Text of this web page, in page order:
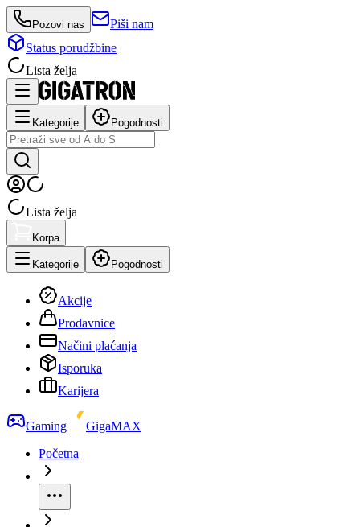
Pozovi nas
Piši nam
Status porudžbine
Lista želja
Kategorije Pogodnosti
Lista želja
Korpa
Kategorije Pogodnosti
Akcije
Prodavnice
Načini plaćanja
Isporuka
Karijera
Gaming
GigaMAX
Početna